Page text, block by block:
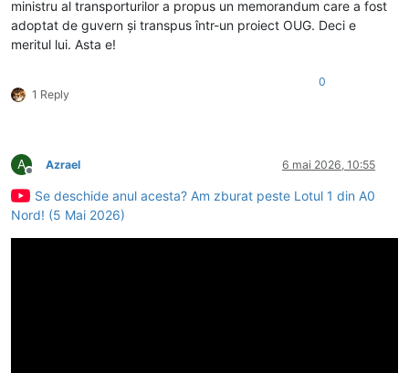
ministru al transporturilor a propus un memorandum care a fost
adoptat de guvern și transpus într-un proiect OUG. Deci e
meritul lui. Asta e!
1 Reply
0
A
Deconectat
Azrael 6 mai 2026, 10:55
Se deschide anul acesta? Am zburat peste Lotul 1 din A0
Nord! (5 Mai 2026)